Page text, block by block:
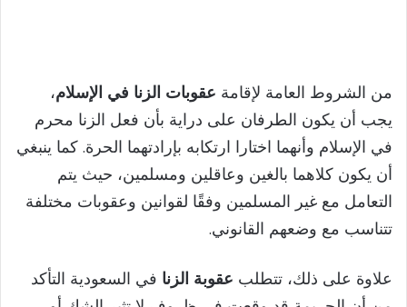
من الشروط العامة لإقامة عقوبات الزنا في الإسلام،
يجب أن يكون الطرفان على دراية بأن فعل الزنا محرم
في الإسلام وأنهما اختارا ارتكابه بإرادتهما الحرة. كما ينبغي
أن يكون كلاهما بالغين وعاقلين ومسلمين، حيث يتم
التعامل مع غير المسلمين وفقًا لقوانين وعقوبات مختلفة
تتناسب مع وضعهم القانوني.
علاوة على ذلك، تتطلب عقوبة الزنا في السعودية التأكد